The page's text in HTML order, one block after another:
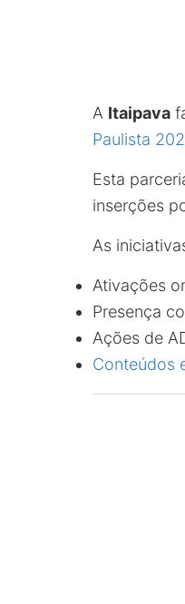
A Itaipava
Paulista
Esta
inserções
As
Ativações
Presença
Ações de
Conteúdos